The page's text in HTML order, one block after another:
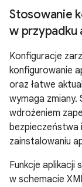
Stosowanie
w przypadku
Konfiguracje
konfigurowanie
oraz łatwe
wymaga zmiany.
wdrożeniem
bezpieczeństwa
zainstalowaniu
Funkcje aplikacji
w schemacie